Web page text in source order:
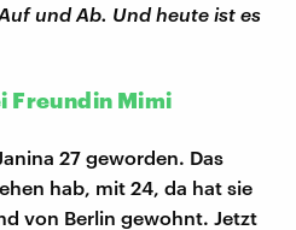
und Ab. Und heute ist es
Freundin Mimi
27 geworden. Das
hab, mit 24, da hat sie
von Berlin gewohnt. Jetzt